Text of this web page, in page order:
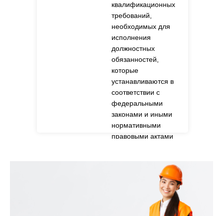
квалификационных
требований,
необходимых для
исполнения
должностных
обязанностей,
которые
устанавливаются в
соответствии с
федеральными
законами и иными
нормативными
правовыми актами